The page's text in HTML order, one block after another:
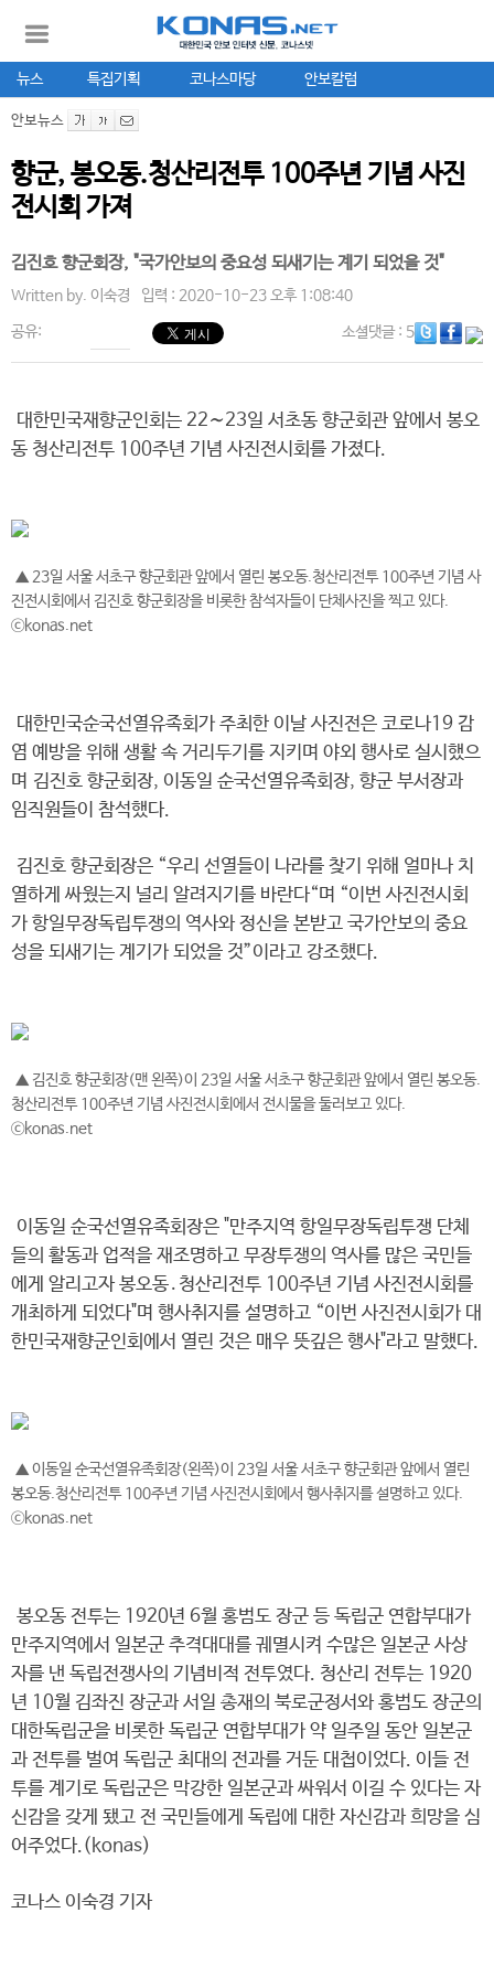
뉴스 특집기획 코나스마당 안보칼럼
안보뉴스
향군, 봉오동.청산리전투 100주년 기념 사진
전시회 가져
김진호 향군회장, "국가안보의 중요성 되새기는 계기 되었을 것"
Written by. 이숙경 입력 : 2020-10-23 오후 1:08:40
공유: 소셜댓글: 5
대한민국재향군인회는 22∼23일 서초동 향군회관 앞에서 봉오
동 청산리전투 100주년 기념 사진전시회를 가졌다.
▲ 23일 서울 서초구 향군회관 앞에서 열린 봉오동.청산리전투 100주년 기념 사
진전시회에서 김진호 향군회장을 비롯한 참석자들이 단체사진을 찍고 있다.
ⓒkonas.net
대한민국순국선열유족회가 주최한 이날 사진전은 코로나19 감
염 예방을 위해 생활 속 거리두기를 지키며 야외 행사로 실시했으
며 김진호 향군회장, 이동일 순국선열유족회장, 향군 부서장과
임직원들이 참석했다.
김진호 향군회장은 “우리 선열들이 나라를 찾기 위해 얼마나 치
열하게 싸웠는지 널리 알려지기를 바란다“며 “이번 사진전시회
가 항일무장독립투쟁의 역사와 정신을 본받고 국가안보의 중요
성을 되새기는 계기가 되었을 것”이라고 강조했다.
▲ 김진호 향군회장(맨 왼쪽)이 23일 서울 서초구 향군회관 앞에서 열린 봉오동.
청산리전투 100주년 기념 사진전시회에서 전시물을 둘러보고 있다.
ⓒkonas.net
이동일 순국선열유족회장은 "만주지역 항일무장독립투쟁 단체
들의 활동과 업적을 재조명하고 무장투쟁의 역사를 많은 국민들
에게 알리고자 봉오동․청산리전투 100주년 기념 사진전시회를
개최하게 되었다"며 행사취지를 설명하고 “이번 사진전시회가 대
한민국재향군인회에서 열린 것은 매우 뜻깊은 행사"라고 말했다.
▲ 이동일 순국선열유족회장(왼쪽)이 23일 서울 서초구 향군회관 앞에서 열린
봉오동.청산리전투 100주년 기념 사진전시회에서 행사취지를 설명하고 있다.
ⓒkonas.net
봉오동 전투는 1920년 6월 홍범도 장군 등 독립군 연합부대가
만주지역에서 일본군 추격대대를 궤멸시켜 수많은 일본군 사상
자를 낸 독립전쟁사의 기념비적 전투였다. 청산리 전투는 1920
년 10월 김좌진 장군과 서일 총재의 북로군정서와 홍범도 장군의
대한독립군을 비롯한 독립군 연합부대가 약 일주일 동안 일본군
과 전투를 벌여 독립군 최대의 전과를 거둔 대첩이었다. 이들 전
투를 계기로 독립군은 막강한 일본군과 싸워서 이길 수 있다는 자
신감을 갖게 됐고 전 국민들에게 독립에 대한 자신감과 희망을 심
어주었다.(konas)
코나스 이숙경 기자